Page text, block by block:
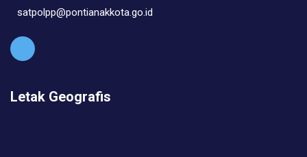
satpolpp@pontianakkota.go.id
Letak Geografis